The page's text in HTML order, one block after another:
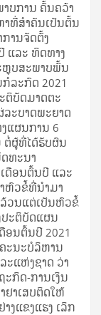
ບການ ຄົ້ນຄວ້າ
ທີ່ສໍາຄັນເປັນຕົ້ນ
ານຈັດຕັ້ງ
ແລະ ທິດທາງ
ຫຼຸບສະພາບພົ້ນ
ລະກົດ 2021
ຕິບັດມາດຕະ
ະບາດພະຍາດ
ແຜນການ 6
ຕໍ່ຜູ້ທີ່ໄດ້ຮັບຜົນ
ທະນາ
ດືອນຕົ້ນປີ ແລະ
ຫົວຂໍ້ທີ່ນໍາມາ
ລ້ວນແຕ່ເປັນຫົວຂໍ້
ປະຕິບັດແຜນ
ອນຕົ້ນປີ 2021
ະນະບໍລິຫານ
ະແຫ່ງຊາດ ວ່າ
ະກິດ-ການເງິນ
ຢາເສບຕິດໃຫ້
ງແຂງແຮງ ເລິກ